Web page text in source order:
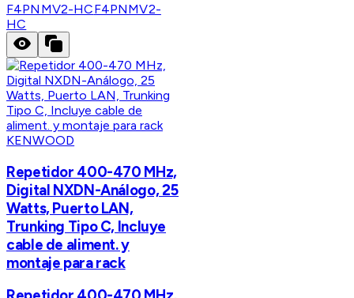
F4PNMV2-HCF4PNMV2-
HC
KENWOOD
Repetidor 400-470 MHz,
Digital NXDN-Análogo, 25
Watts, Puerto LAN,
Trunking Tipo C, Incluye
cable de aliment. y
montaje para rack